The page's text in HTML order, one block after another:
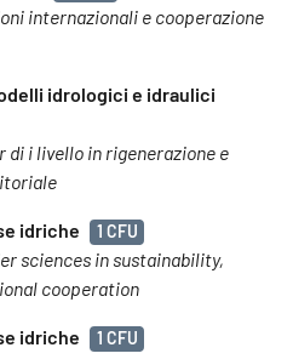
internazionali e cooperazione
idrologici e idraulici
di i livello in rigenerazione e
idriche 1 CFU
sciences in sustainability,
cooperation
idriche 1 CFU